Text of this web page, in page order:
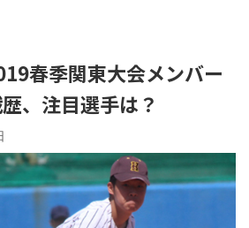
春季関東大会メンバー
、注目選手は？